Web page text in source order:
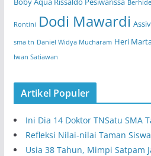
Rontini Dodi Mawardi
sma tn Daniel Widya Mucharam Heri
Iwan Satiawan
Artikel Populer
Ini Dia 14 Doktor TNSatu SMA
Refleksi Nilai-nilai Taman Siswa
Usia 38 Tahun, Mimpi Satpam